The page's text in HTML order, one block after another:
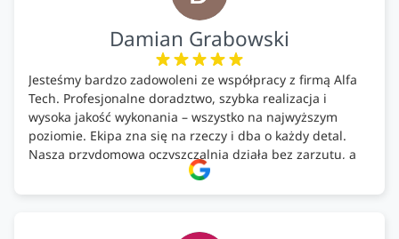
Damian Grabowski
Jesteśmy bardzo zadowoleni ze współpracy z firmą Alfa
Tech. Profesjonalne doradztwo, szybka realizacja i
wysoka jakość wykonania – wszystko na najwyższym
poziomie. Ekipa zna się na rzeczy i dba o każdy detal.
Nasza przydomowa oczyszczalnia działa bez zarzutu, a
całość została wykonana zgodnie z terminem i
ustaleniami. Z czystym sumieniem polecamy Alfa Tech
ekologicznych rozwiązań!🍀